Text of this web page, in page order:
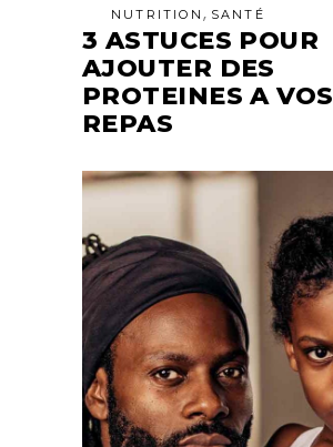
NUTRITION , SANTÉ
3 ASTUCES POUR
AJOUTER DES
PROTEINES A VOS
REPAS